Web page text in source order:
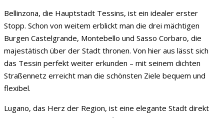
Bellinzona, die Hauptstadt Tessins, ist ein idealer erster
Stopp. Schon von weitem erblickt man die drei mächtigen
Burgen Castelgrande, Montebello und Sasso Corbaro, die
majestätisch über der Stadt thronen. Von hier aus lässt sich
das Tessin perfekt weiter erkunden – mit seinem dichten
Straßennetz erreicht man die schönsten Ziele bequem und
flexibel.
Lugano, das Herz der Region, ist eine elegante Stadt direkt